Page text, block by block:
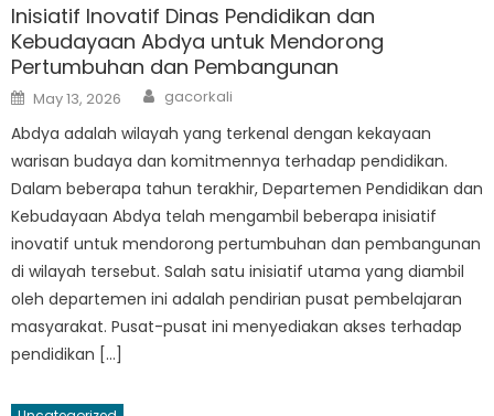
Inisiatif Inovatif Dinas Pendidikan dan
Kebudayaan Abdya untuk Mendorong
Pertumbuhan dan Pembangunan
Posted
on
May 13, 2026 Author
gacorkali
Abdya adalah wilayah yang terkenal dengan kekayaan
warisan budaya dan komitmennya terhadap pendidikan.
Dalam beberapa tahun terakhir, Departemen Pendidikan dan
Kebudayaan Abdya telah mengambil beberapa inisiatif
inovatif untuk mendorong pertumbuhan dan pembangunan
di wilayah tersebut. Salah satu inisiatif utama yang diambil
oleh departemen ini adalah pendirian pusat pembelajaran
masyarakat. Pusat-pusat ini menyediakan akses terhadap
pendidikan […]